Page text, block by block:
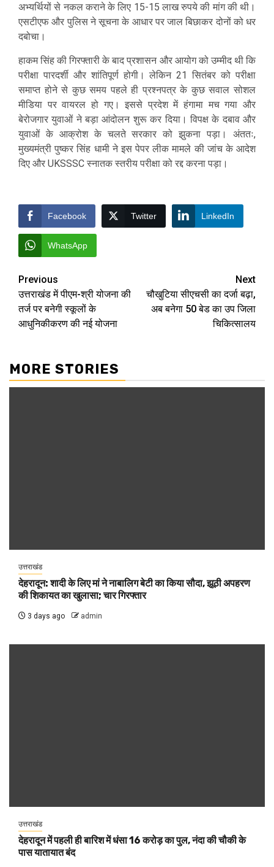
अभ्यर्थियों से नकल कराने के लिए 15-15 लाख रुपये की मांग की थी।
एसटीएफ और पुलिस ने सूचना के आधार पर जाल बिछाकर दोनों को धर
दबोचा।
हाकम सिंह की गिरफ्तारी के बाद प्रशासन और आयोग को उम्मीद थी कि
परीक्षा पारदर्शी और शांतिपूर्ण होगी। लेकिन 21 सितंबर को परीक्षा
समाप्त होने से कुछ समय पहले ही प्रश्नपत्र के कुछ सवाल सोशल
मीडिया पर वायरल हो गए। इससे प्रदेश में हंगामा मच गया और
बेरोजगार युवाओं ने बड़ा आंदोलन शुरू कर दिया। विपक्ष के दबाव और
युवाओं के आक्रोश के चलते सरकार को झुकना पड़ा। अंततः,
मुख्यमंत्री पुष्कर सिंह धामी ने इस पेपर लीक मामले की जांच के आदेश
दिए और UKSSSC स्नातक स्तरीय परीक्षा को रद्द करना पड़ा।
Facebook Twitter LinkedIn
WhatsApp
Post
navigation
Previous
उत्तराखंड में पीएम-श्री योजना की
तर्ज पर बनेगी स्कूलों के
आधुनिकीकरण की नई योजना
Next
चौखुटिया सीएचसी का दर्जा बढ़ा,
अब बनेगा 50 बेड का उप जिला
चिकित्सालय
MORE STORIES
उत्तराखंड
देहरादून: शादी के लिए मां ने नाबालिग बेटी का किया सौदा, झूठी अपहरण
की शिकायत का खुलासा; चार गिरफ्तार
3 days ago admin
उत्तराखंड
देहरादून में पहली ही बारिश में धंसा 16 करोड़ का पुल, नंदा की चौकी के
पास यातायात बंद